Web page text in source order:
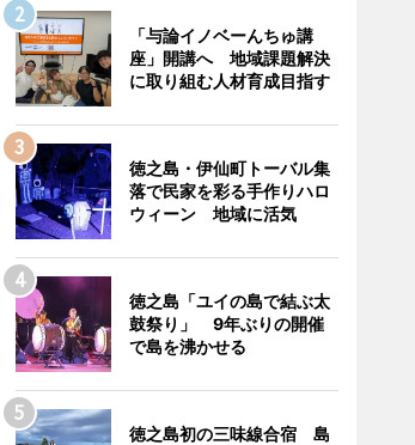
「与論イノベーんちゅ講
座」開講へ 地域課題解決
に取り組む人材育成目指す
徳之島・伊仙町トーバル集
落で民家を彩る手作りハロ
ウィーン 地域に活気
徳之島「ユイの島で結ぶ太
鼓祭り」 9年ぶりの開催
で島を沸かせる
徳之島初の三味線合宿 島